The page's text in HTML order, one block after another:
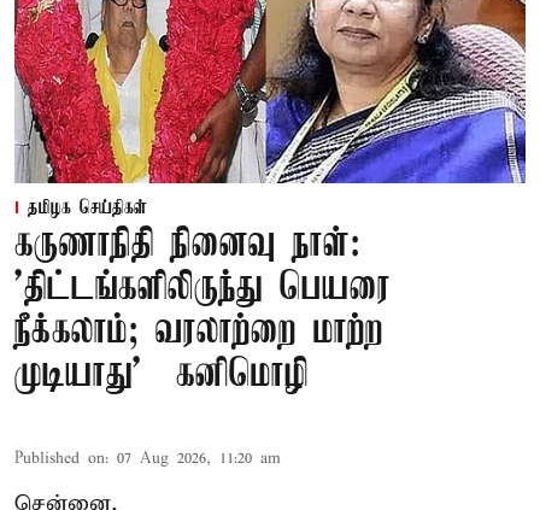
தமிழக செய்திகள்
கருணாநிதி நினைவு நாள்:
'திட்டங்களிலிருந்து பெயரை
நீக்கலாம்; வரலாற்றை மாற்ற
முடியாது' – கனிமொழி
Published on: 07 Aug 2026, 11:20 am
சென்னை,